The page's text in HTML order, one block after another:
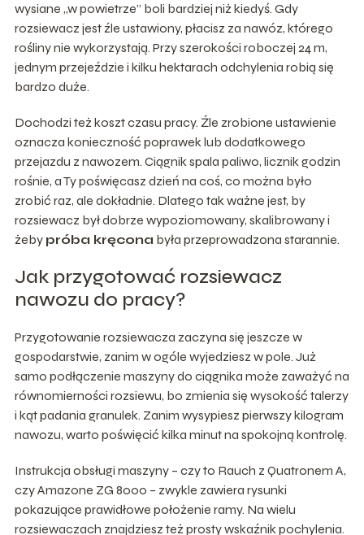
wysiane „w powietrze” boli bardziej niż kiedyś. Gdy
rozsiewacz jest źle ustawiony, płacisz za nawóz, którego
rośliny nie wykorzystają. Przy szerokości roboczej 24 m,
jednym przejeździe i kilku hektarach odchylenia robią się
bardzo duże.
Dochodzi też koszt czasu pracy. Źle zrobione ustawienie
oznacza konieczność poprawek lub dodatkowego
przejazdu z nawozem. Ciągnik spala paliwo, licznik godzin
rośnie, a Ty poświęcasz dzień na coś, co można było
zrobić raz, ale dokładnie. Dlatego tak ważne jest, by
rozsiewacz był dobrze wypoziomowany, skalibrowany i
żeby próba kręcona była przeprowadzona starannie.
Jak przygotować rozsiewacz
nawozu do pracy?
Przygotowanie rozsiewacza zaczyna się jeszcze w
gospodarstwie, zanim w ogóle wyjedziesz w pole. Już
samo podłączenie maszyny do ciągnika może zaważyć na
równomierności rozsiewu, bo zmienia się wysokość talerzy
i kąt padania granulek. Zanim wysypiesz pierwszy kilogram
nawozu, warto poświęcić kilka minut na spokojną kontrolę.
Instrukcja obsługi maszyny – czy to Rauch z Quatronem A,
czy Amazone ZG 8000 – zwykle zawiera rysunki
pokazujące prawidłowe położenie ramy. Na wielu
rozsiewaczach znajdziesz też prosty wskaźnik pochylenia.